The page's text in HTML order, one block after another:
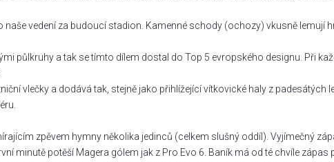
naše vedení za budoucí stadion. Kamenné schody (ochozy) vkusně lemují
půlkruhy a tak se tímto dílem dostal do Top 5 evropského designu. Při
vlečky a dodává tak, stejně jako přihlížející vítkovické haly z padesátých
zpěvem hymny několika jedinců (celkem slušný oddíl). Vyjímečný
minutě potěší Magera gólem jak z Pro Evo 6. Baník má od té chvíle